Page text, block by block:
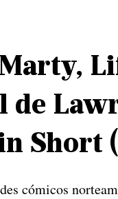
de
Short
cómicos